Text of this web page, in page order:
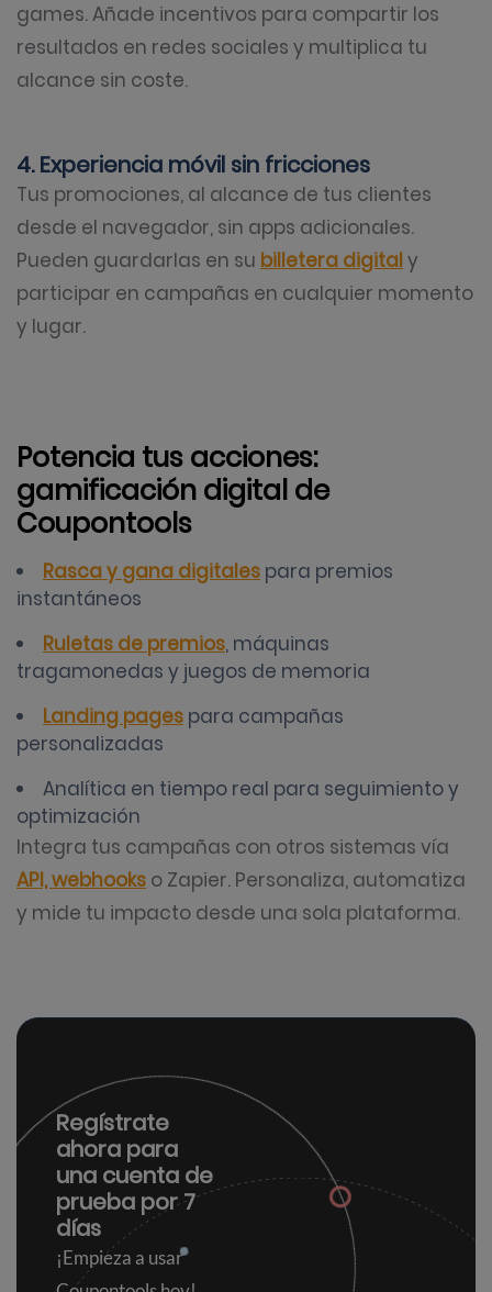
games. Añade incentivos para compartir los
resultados en redes sociales y multiplica tu
alcance sin coste.
4. Experiencia móvil sin fricciones
Tus promociones, al alcance de tus clientes
desde el navegador, sin apps adicionales.
Pueden guardarlas en su billetera digitaly
participar en campañas en cualquier momento
y lugar.
Potencia tus acciones:
gamificación digital de
Coupontools
Rasca y gana digitales para premios
instantáneos
Ruletas de premios, máquinas
tragamonedas y juegos de memoria
Landing pages para campañas
personalizadas
Analítica en tiempo real para seguimiento y
optimización
Integra tus campañas con otros sistemas vía
API, webhooks o Zapier. Personaliza, automatiza
y mide tu impacto desde una sola plataforma.
Regístrate
ahora para
una cuenta de
prueba por 7
días
¡Empieza a usar